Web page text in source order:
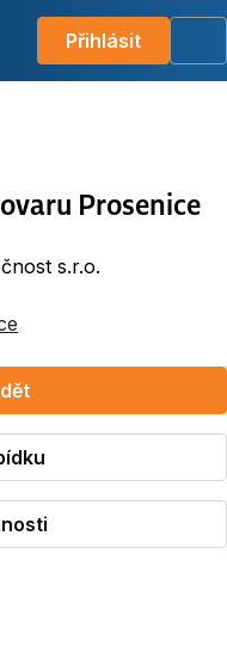
Přihlásit
Prosenice
s.r.o.